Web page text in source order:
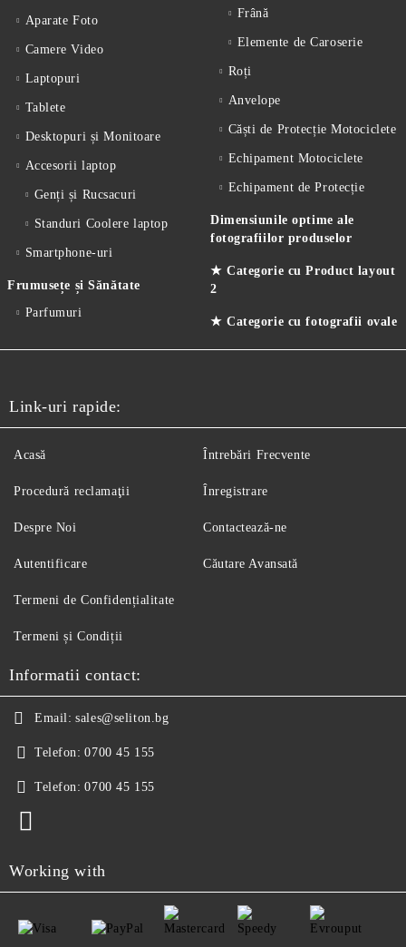
Aparate Foto
Camere Video
Laptopuri
Tablete
Desktopuri și Monitoare
Accesorii laptop
Genți și Rucsacuri
Standuri Coolere laptop
Smartphone-uri
Frumusețe și Sănătate
Parfumuri
Frână
Elemente de Caroserie
Roți
Anvelope
Căști de Protecție Motociclete
Echipament Motociclete
Echipament de Protecție
Dimensiunile optime ale
fotografiilor produselor
★ Categorie cu Product layout
2
★ Categorie cu fotografii ovale
Link-uri rapide:
Acasă
Procedură reclamaţii
Despre Noi
Autentificare
Întrebări Frecvente
Înregistrare
Contactează-ne
Căutare Avansată
Termeni de Confidențialitate
Termeni și Condiții
Informatii contact:
Email: sales@seliton.bg
Telefon: 0700 45 155
Telefon: 0700 45 155
Working with